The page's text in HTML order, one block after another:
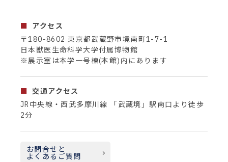
アクセス
〒180-8602 東京都武蔵野市境南町1-7-1
日本獣医生命科学大学付属博物館
※展示室は本学一号棟(本館)内にあります
交通アクセス
JR中央線・西武多摩川線 「武蔵境」駅南口より徒歩
2分
お問合せと
よくあるご質問